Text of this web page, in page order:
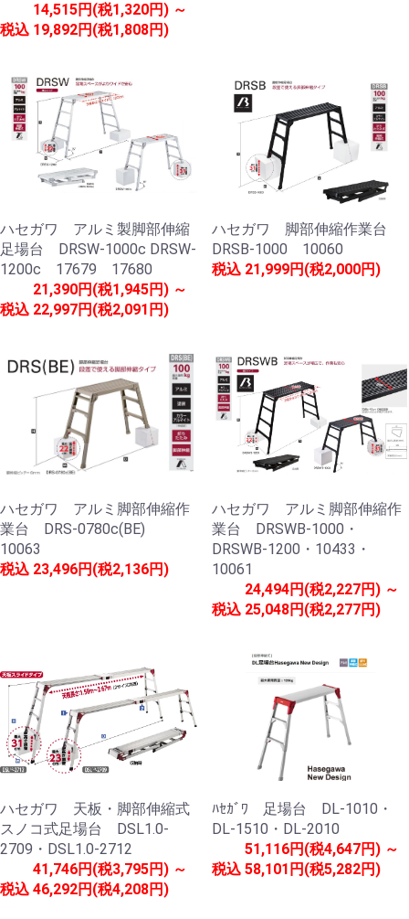
税込
14,515円(税1,320円) ～
19,892円(税1,808円)
ハセガワ アルミ製脚部伸縮
足場台 DRSW-1000c DRSW-
1200c 17679 17680
税込
21,390円(税1,945円) ～
22,997円(税2,091円)
ハセガワ 脚部伸縮作業台
DRSB-1000 10060
税込 21,999円(税2,000円)
ハセガワ アルミ脚部伸縮作
業台 DRS-0780c(BE)
10063
税込 23,496円(税2,136円)
ハセガワ アルミ脚部伸縮作
業台 DRSWB-1000・
DRSWB-1200・10433・
10061
税込
24,494円(税2,227円) ～
25,048円(税2,277円)
ハセガワ 天板・脚部伸縮式
スノコ式足場台 DSL1.0-
2709・DSL1.0-2712
税込
41,746円(税3,795円) ～
46,292円(税4,208円)
ﾊｾｶﾞﾜ 足場台 DL-1010・
DL-1510・DL-2010
税込
51,116円(税4,647円) ～
58,101円(税5,282円)